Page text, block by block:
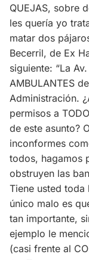
QUEJAS, sobre
les quería yo
matar dos
Becerril, de Ex
siguiente: “La
AMBULANTES
Administración.
permisos a
de este asunto?
inconformes
todos, hagamos
obstruyen las
Tiene usted
único malo es
tan importante,
ejemplo le
(casi frente al